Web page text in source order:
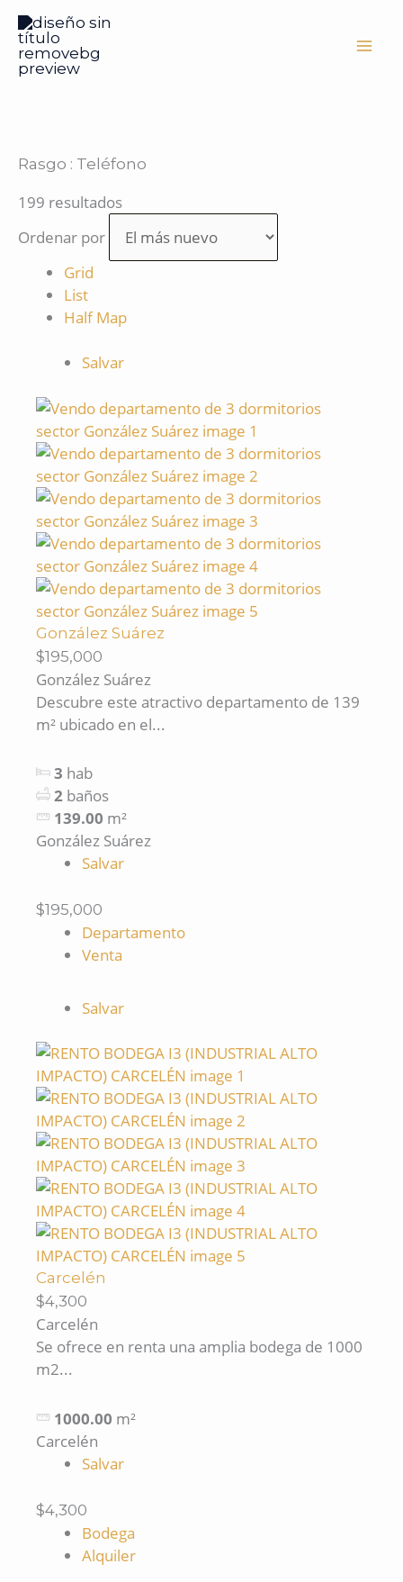
contenido
Rasgo : Teléfono
199 resultados
Ordenar por
Grid
List
Half Map
Salvar
González Suárez
$195,000
González Suárez
Descubre este atractivo departamento de 139
m² ubicado en el...
3 hab
2 baños
139.00 m²
González Suárez
Salvar
$195,000
Departamento
Venta
Salvar
Carcelén
$4,300
Carcelén
Se ofrece en renta una amplia bodega de 1000
m2...
1000.00 m²
Carcelén
Salvar
$4,300
Bodega
Alquiler